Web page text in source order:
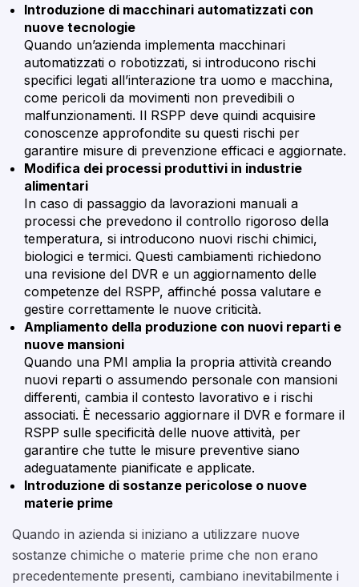
Introduzione di macchinari automatizzati con
nuove tecnologie
Quando un’azienda implementa macchinari
automatizzati o robotizzati, si introducono rischi
specifici legati all’interazione tra uomo e macchina,
come pericoli da movimenti non prevedibili o
malfunzionamenti. Il RSPP deve quindi acquisire
conoscenze approfondite su questi rischi per
garantire misure di prevenzione efficaci e aggiornate.
Modifica dei processi produttivi in industrie
alimentari
In caso di passaggio da lavorazioni manuali a
processi che prevedono il controllo rigoroso della
temperatura, si introducono nuovi rischi chimici,
biologici e termici. Questi cambiamenti richiedono
una revisione del DVR e un aggiornamento delle
competenze del RSPP, affinché possa valutare e
gestire correttamente le nuove criticità.
Ampliamento della produzione con nuovi reparti e
nuove mansioni
Quando una PMI amplia la propria attività creando
nuovi reparti o assumendo personale con mansioni
differenti, cambia il contesto lavorativo e i rischi
associati. È necessario aggiornare il DVR e formare il
RSPP sulle specificità delle nuove attività, per
garantire che tutte le misure preventive siano
adeguatamente pianificate e applicate.
Introduzione di sostanze pericolose o nuove
materie prime
Quando in azienda si iniziano a utilizzare nuove
sostanze chimiche o materie prime che non erano
precedentemente presenti, cambiano inevitabilmente i